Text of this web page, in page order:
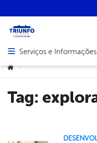
Abrir menu principal de
Serviços e Informações
Você está aqui:
>
Tag: